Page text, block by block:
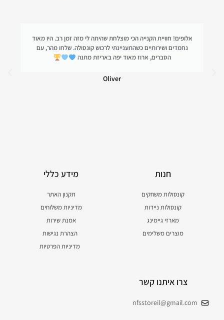
אלופים! חוויית הקנייה הכי מוצלחת שהיתה לי מזה זמן רב. היו מאוד
נחמדים ושירותיים כשהתעניינתי לרכוש קונסולה. שלחו מהר, עם
הסברים, ארוז מאוד יפה באריזת מתנה
Oliver
חנות
קונסולות משחקים
קונסולות ניידות
מארזי גיימינג
מוצרים משלימים
מידע כללי
תקנון האתר
מדיניות משלוחים
אמנת שירות
הצהרת נגישות
מדיניות הפרטיות
צרו איתנו קשר
nfsstoreil@gmail.com